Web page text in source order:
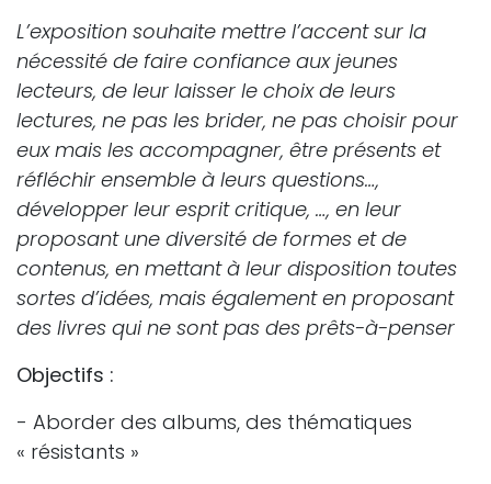
L’exposition souhaite mettre l’accent sur la
nécessité de faire confiance aux jeunes
lecteurs, de leur laisser le choix de leurs
lectures, ne pas les brider, ne pas choisir pour
eux mais les accompagner, être présents et
réfléchir ensemble à leurs questions…,
développer leur esprit critique, …, en leur
proposant une diversité de formes et de
contenus, en mettant à leur disposition toutes
sortes d’idées, mais également en proposant
des livres qui ne sont pas des prêts-à-penser
Objectifs :
- Aborder des albums, des thématiques
« résistants »